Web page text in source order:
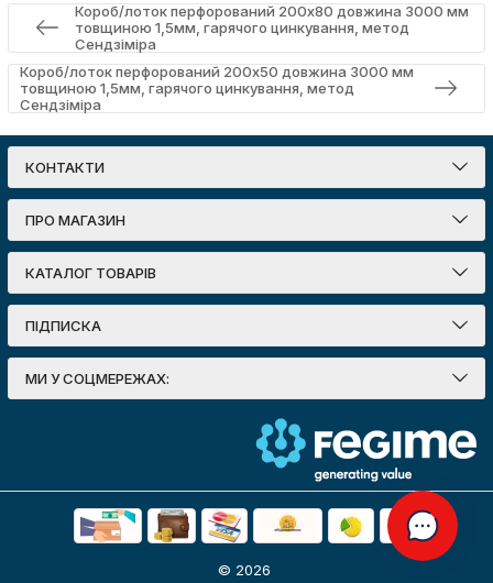
Короб/лоток перфорований 200х80 довжина 3000 мм
товщиною 1,5мм, гарячого цинкування, метод
Сендзіміра
Короб/лоток перфорований 200х50 довжина 3000 мм
товщиною 1,5мм, гарячого цинкування, метод
Сендзіміра
КОНТАКТИ
ПРО МАГАЗИН
КАТАЛОГ ТОВАРІВ
ПІДПИСКА
МИ У СОЦМЕРЕЖАХ:
© 2026